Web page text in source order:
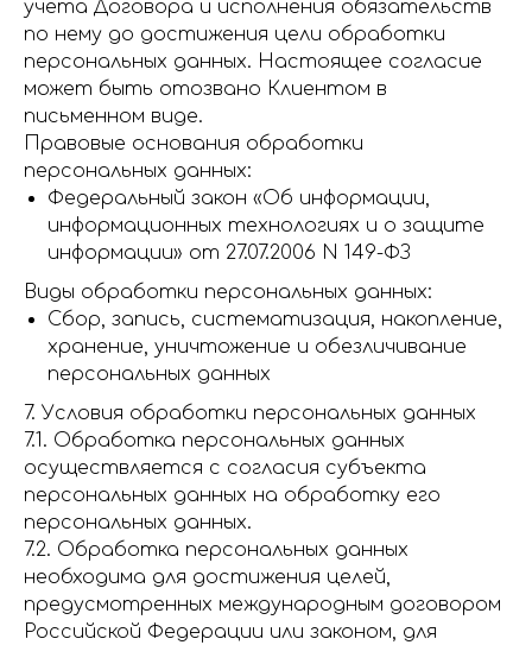
учета Договора и исполнения обязательств
по нему до достижения цели обработки
персональных данных. Настоящее согласие
может быть отозвано Клиентом в
письменном виде.
Правовые основания обработки
персональных данных:
Федеральный закон «Об информации,
информационных технологиях и о защите
информации» от 27.07.2006 N 149-ФЗ
Виды обработки персональных данных:
Сбор, запись, систематизация, накопление,
хранение, уничтожение и обезличивание
персональных данных
7. Условия обработки персональных данных
7.1. Обработка персональных данных
осуществляется с согласия субъекта
персональных данных на обработку его
персональных данных.
7.2. Обработка персональных данных
необходима для достижения целей,
предусмотренных международным договором
Российской Федерации или законом, для